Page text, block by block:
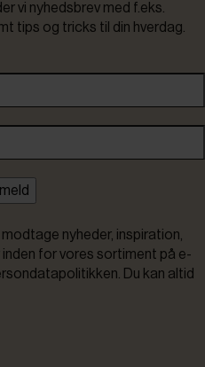
vi nyhedsbrev med f.eks.
tips og tricks til din hverdag.
nyheder, inspiration,
for vores sortiment på e-
Du kan altid